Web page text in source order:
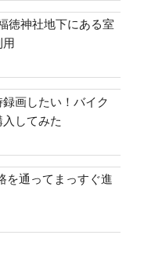
徳神社地下にある室
用
画したい！バイク
してみた
を通ってまっすぐ進